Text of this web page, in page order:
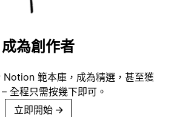
成為創作者
Notion 範本庫，成為精選，甚至獲
全程只需按幾下即可。
立即開始 →